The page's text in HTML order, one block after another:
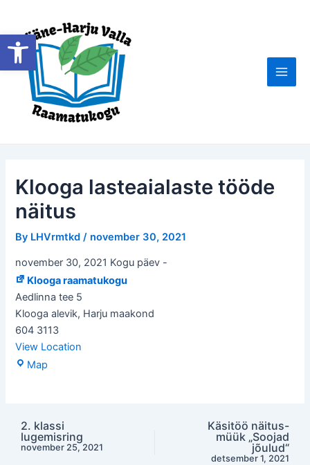
Open toolbar
content
Main
Klooga lasteaialaste tööde
näitus
By LHVrmtkd/ november 30, 2021
november 30, 2021 Kogu päev -
Klooga raamatukogu
Aedlinna tee 5
Klooga alevik, Harju maakond
604 3113
View Location
Map
Post
navigation
2. klassi
lugemisring
november 25, 2021
Käsitöö näitus-
müük „Soojad
jõulud“
detsember 1, 2021